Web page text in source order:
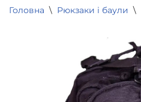
Головна \ Рюкзаки і баули \